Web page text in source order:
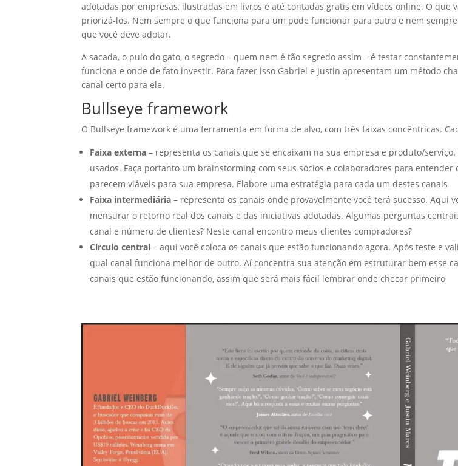
adotadas por empresas, ilustradas em livros e até contadas gratis em vídeos online. O
priorizá-los. Nem sempre o que funciona para um pode funcionar para outro e nem
que você deve adotar.
A sacada, o pulo do gato, o segredo – quem nem é tão segredo assim – é testar
funciona e onde de fato investir. Para fazer isso Gabriel e Justin apresentam um método
canal certo para ele.
Bullseye framework
O Bullseye framework é uma ferramenta em forma de alvo, com três faixas concêntricas.
Faixa externa – representa os canais que se encaixam na sua empresa e produto/
usados. Faça portanto um brainstorming com seus sócios e colaboradores para
parecem viáveis para sua empresa. Elabore uma estratégia para cada um destes canais
Faixa intermediária – representa os canais onde provavelmente você terá sucesso. Aqui
mensurar o retorno real dos canais e das iniciativas adotadas. Algumas perguntas
canal e número de clientes? Neste canal encontro meus clientes compradores?
Círculo central – aqui você coloca os canais que estão funcionando agora. Após teste e
qual canal funciona melhor de outro. Aí concentra sua atenção em estruturar bem esse
canais que estão funcionando, assim que será mais fácil lembrar onde checar primeiro